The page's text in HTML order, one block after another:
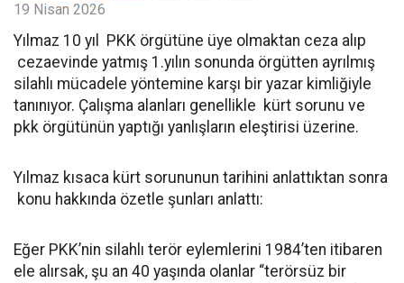
19 Nisan 2026
Yılmaz 10 yıl PKK örgütüne üye olmaktan ceza alıp
cezaevinde yatmış 1.yılın sonunda örgütten ayrılmış
silahlı mücadele yöntemine karşı bir yazar kimliğiyle
tanınıyor. Çalışma alanları genellikle kürt sorunu ve
pkk örgütünün yaptığı yanlışların eleştirisi üzerine.
Yılmaz kısaca kürt sorununun tarihini anlattıktan sonra
konu hakkında özetle şunları anlattı:
Eğer PKK’nin silahlı terör eylemlerini 1984’ten itibaren
ele alırsak, şu an 40 yaşında olanlar “terörsüz bir